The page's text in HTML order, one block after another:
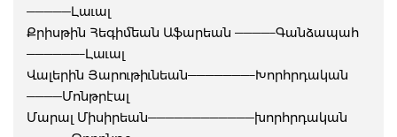
—————Լաւալ
Քրիսթին Հեգիմեան Աֆարեան ————–Գանձապահ
——————–Լաւալ
Վալերին Յարութիւնեան———————–Խորհրդական
————Մոնթրէալ
Մարալ Միսիրեան————————————խորհրդական